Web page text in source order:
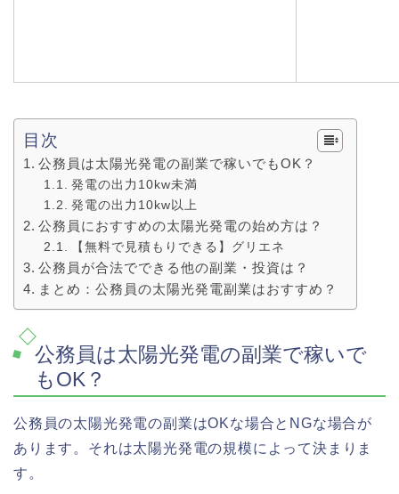
目次
公務員は太陽光発電の副業で稼いでもOK？
発電の出力10kw未満
発電の出力10kw以上
公務員におすすめの太陽光発電の始め方は？
【無料で見積もりできる】グリエネ
公務員が合法でできる他の副業・投資は？
まとめ：公務員の太陽光発電副業はおすすめ？
公務員は太陽光発電の副業で稼いで
もOK？
公務員の太陽光発電の副業はOKな場合とNGな場合が
あります。それは太陽光発電の規模によって決まりま
す。